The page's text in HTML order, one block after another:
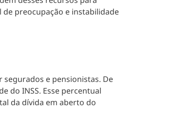
preocupação e instabilidade
e pensionistas. De
do INSS. Esse percentual
da dívida em aberto do